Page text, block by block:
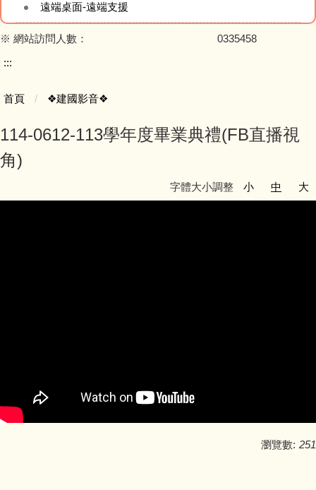
遠端桌面-遠端支援
※ 網站訪問人數： 0335458
:::
首頁 ❖建國影音❖
114-0612-113學年度畢業典禮(FB直播視
角)
字體大小調整 小 中 大
瀏覽數: 251